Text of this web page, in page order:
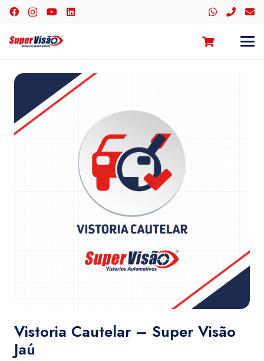
Vistoria Cautelar – Super Visão
Jaú